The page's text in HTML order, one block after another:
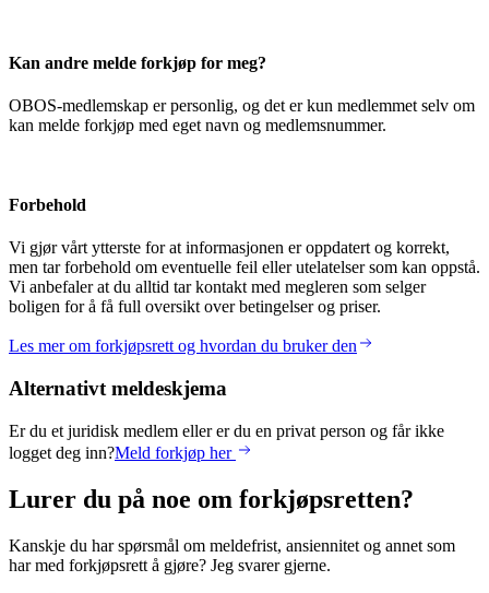
Kan andre melde forkjøp for meg?
OBOS-medlemskap er personlig, og det er kun medlemmet selv om
kan melde forkjøp med eget navn og medlemsnummer.
Forbehold
Vi gjør vårt ytterste for at informasjonen er oppdatert og korrekt,
men tar forbehold om eventuelle feil eller utelatelser som kan oppstå.
Vi anbefaler at du alltid tar kontakt med megleren som selger
boligen for å få full oversikt over betingelser og priser.
Les mer om forkjøpsrett og hvordan du bruker den
Alternativt meldeskjema
Er du et juridisk medlem eller er du en privat person og får ikke
logget deg inn?Meld forkjøp her
Lurer du på noe om forkjøpsretten?
Kanskje du har spørsmål om meldefrist, ansiennitet og annet som
har med forkjøpsrett å gjøre? Jeg svarer gjerne.